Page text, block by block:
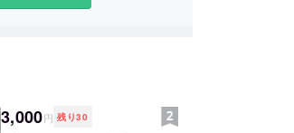
3,000円 残り30